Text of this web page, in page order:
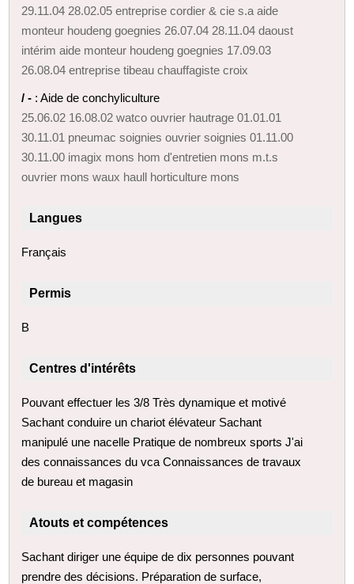
29.11.04 28.02.05 entreprise cordier & cie s.a aide
monteur houdeng goegnies 26.07.04 28.11.04 daoust
intérim aide monteur houdeng goegnies 17.09.03
26.08.04 entreprise tibeau chauffagiste croix
/ - : Aide de conchyliculture
25.06.02 16.08.02 watco ouvrier hautrage 01.01.01
30.11.01 pneumac soignies ouvrier soignies 01.11.00
30.11.00 imagix mons hom d'entretien mons m.t.s
ouvrier mons waux haull horticulture mons
Langues
Français
Permis
B
Centres d'intérêts
Pouvant effectuer les 3/8 Très dynamique et motivé
Sachant conduire un chariot élévateur Sachant
manipulé une nacelle Pratique de nombreux sports J'ai
des connaissances du vca Connaissances de travaux
de bureau et magasin
Atouts et compétences
Sachant diriger une équipe de dix personnes pouvant
prendre des décisions. Préparation de surface,